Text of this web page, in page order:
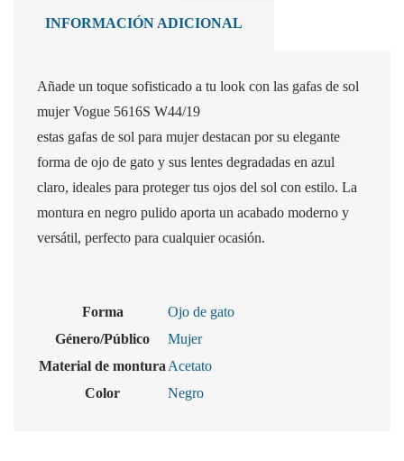
INFORMACIÓN ADICIONAL
Añade un toque sofisticado a tu look con las gafas de sol
mujer Vogue 5616S W44/19
estas gafas de sol para mujer destacan por su elegante
forma de ojo de gato y sus lentes degradadas en azul
claro, ideales para proteger tus ojos del sol con estilo. La
montura en negro pulido aporta un acabado moderno y
versátil, perfecto para cualquier ocasión.
Forma
Ojo de gato
Género/Público
Mujer
Material de montura Acetato
Color
Negro